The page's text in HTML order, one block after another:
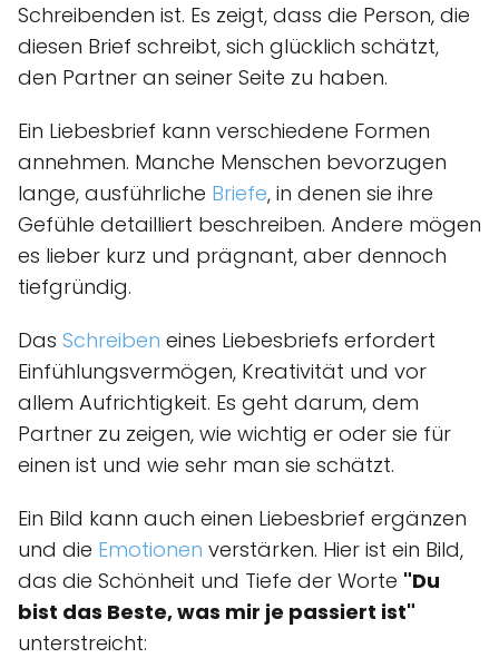
Schreibenden ist. Es zeigt, dass die Person, die
diesen Brief schreibt, sich glücklich schätzt,
den Partner an seiner Seite zu haben.
Ein Liebesbrief kann verschiedene Formen
annehmen. Manche Menschen bevorzugen
lange, ausführliche Briefe, in denen sie ihre
Gefühle detailliert beschreiben. Andere mögen
es lieber kurz und prägnant, aber dennoch
tiefgründig.
Das Schreiben eines Liebesbriefs erfordert
Einfühlungsvermögen, Kreativität und vor
allem Aufrichtigkeit. Es geht darum, dem
Partner zu zeigen, wie wichtig er oder sie für
einen ist und wie sehr man sie schätzt.
Ein Bild kann auch einen Liebesbrief ergänzen
und die Emotionen verstärken. Hier ist ein Bild,
das die Schönheit und Tiefe der Worte "Du
bist das Beste, was mir je passiert ist"
unterstreicht: